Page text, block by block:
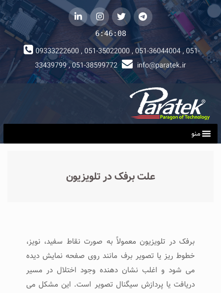
telegramتوییتر instagramلینکداین
6:46:09
09333222600 , 051-35022000 , 051-36044004 , 051-
33439799 , 051-38599772
info@paratek.ir
منو
علت برفک در تلویزیون
برفک در تلویزیون معمولاً به‌ صورت نقاط سفید، نویز،
خطوط ریز یا تصویر برف ‌مانند روی صفحه نمایش دیده
می ‌شود و اغلب نشان ‌دهنده وجود اختلال در مسیر
دریافت یا پردازش سیگنال تصویر است. این مشکل می